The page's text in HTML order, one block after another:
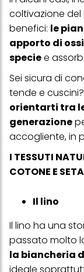
coltivazione del
benefici: le
apporto di
speciee
Sei sicura di
tende e
orientarti tra
generazione
accogliente, in
I TESSUTI
COTONE E SETA
Il lino
Il lino ha una
passato molto
la biancheria